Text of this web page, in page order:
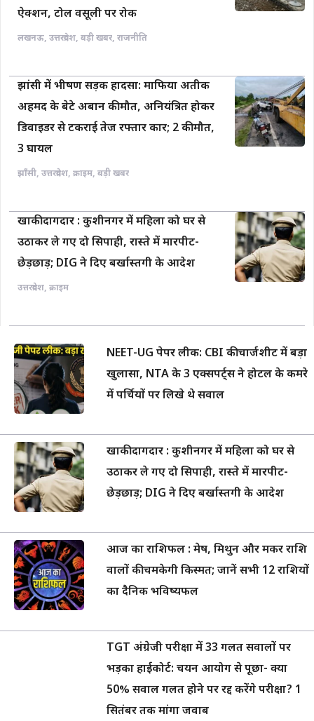
ऐक्शन, टोल वसूली पर रोक
लखनऊ, उत्तरप्रदेश, बड़ी खबर, राजनीति
झांसी में भीषण सड़क हादसा: माफिया अतीक
अहमद के बेटे अबान की मौत, अनियंत्रित होकर
डिवाइडर से टकराई तेज रफ्तार कार; 2 की मौत,
3 घायल
झाँसी, उत्तरप्रदेश, क्राइम, बड़ी खबर
खाकी दागदार : कुशीनगर में महिला को घर से
उठाकर ले गए दो सिपाही, रास्ते में मारपीट-
छेड़छाड़; DIG ने दिए बर्खास्तगी के आदेश
उत्तरप्रदेश, क्राइम
NEET-UG पेपर लीक: CBI की चार्जशीट में बड़ा
खुलासा, NTA के 3 एक्सपर्ट्स ने होटल के कमरे
में पर्चियों पर लिखे थे सवाल
खाकी दागदार : कुशीनगर में महिला को घर से
उठाकर ले गए दो सिपाही, रास्ते में मारपीट-
छेड़छाड़; DIG ने दिए बर्खास्तगी के आदेश
आज का राशिफल : मेष, मिथुन और मकर राशि
वालों की चमकेगी किस्मत; जानें सभी 12 राशियों
का दैनिक भविष्यफल
TGT अंग्रेजी परीक्षा में 33 गलत सवालों पर
भड़का हाईकोर्ट: चयन आयोग से पूछा- क्या
50% सवाल गलत होने पर रद्द करेंगे परीक्षा? 1
सितंबर तक मांगा जवाब